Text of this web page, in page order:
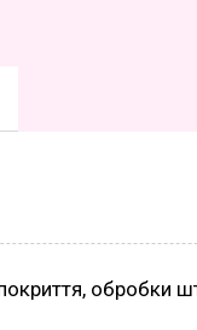
обробки